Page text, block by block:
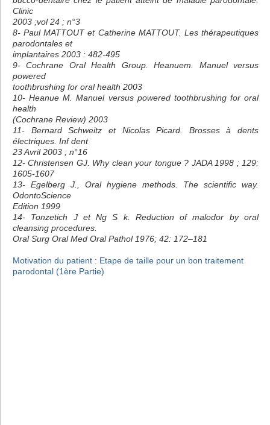
Clinic
2003 ;vol 24 ; n°3
8- Paul MATTOUT et Catherine MATTOUT. Les thérapeutiques
parodontales et
implantaires 2003 : 482-495
9- Cochrane Oral Health Group. Heanuem. Manuel versus
powered
toothbrushing for oral health 2003
10- Heanue M. Manuel versus powered toothbrushing for oral
health
(Cochrane Review) 2003
11- Bernard Schweitz et Nicolas Picard. Brosses à dents
électriques. Inf dent
23 Avril 2003 ; n°16
12- Christensen GJ. Why clean your tongue ? JADA 1998 ; 129:
1605-1607
13- Egelberg J., Oral hygiene methods. The scientific way.
OdontoScience
Edition 1999
14- Tonzetich J et Ng S k. Reduction of malodor by oral
cleansing procedures.
Oral Surg Oral Med Oral Pathol 1976; 42: 172–181
Motivation du patient : Etape de taille pour un bon traitement
parodontal (1ère Partie)